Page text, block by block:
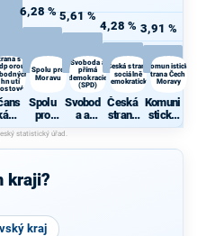
s
hnutí
a
s
u
6,28 %
Spolu pro
Moravu
Spolu
pro
Moravu
5,61 %
Svoboda a
přímá
demokracie
(SPD)
Svobod
a a
přímá
demokr
acie
4,28 %
Česká strana
sociálně
demokratická
Česká
strana
sociálně
atická
3,91 %
Komunistická
strana Čech a
Moravy
Komuni
stická
strana
Moravy
kraji?
kraj